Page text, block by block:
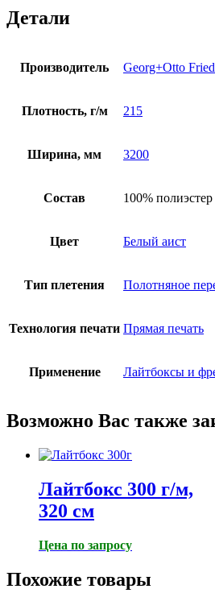
Детали
Производитель Georg+Otto
Плотность, г/м 215
Ширина, мм 3200
Состав 100% полиэстер
Цвет Белый аист
Тип плетения Полотняное
Технология печати Прямая печать
Применение Лайтбоксы и
Возможно Вас также
Лайтбокс 300 г/м,
320 см
Цена по запросу
Похожие товары